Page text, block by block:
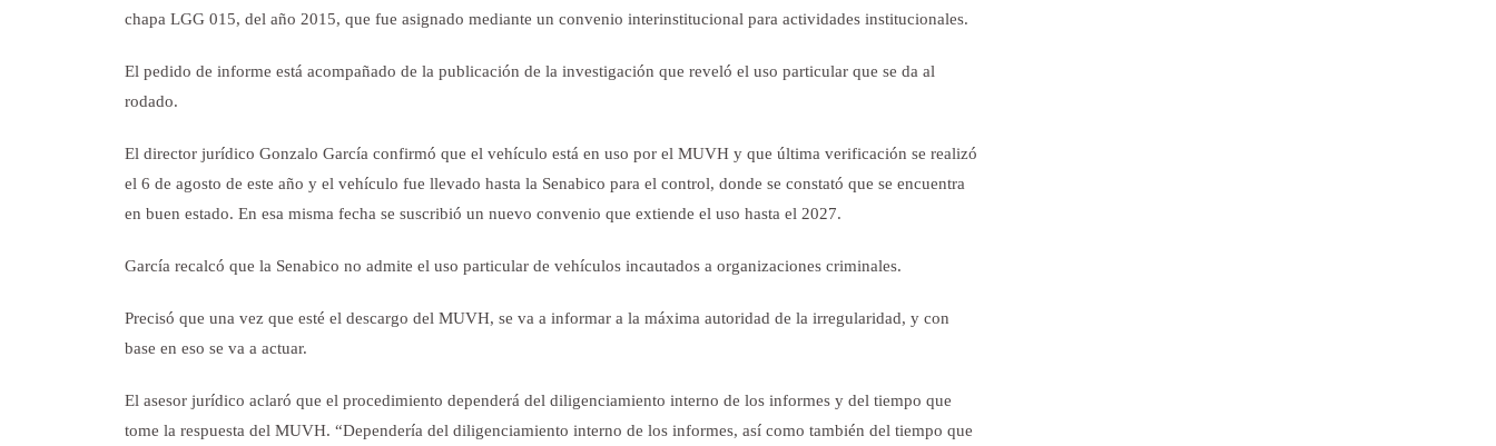
chapa LGG 015, del año 2015, que fue asignado mediante un convenio interinstitucional para actividades institucionales.
El pedido de informe está acompañado de la publicación de la investigación que reveló el uso particular que se da al
rodado.
El director jurídico Gonzalo García confirmó que el vehículo está en uso por el MUVH y que última verificación se realizó
el 6 de agosto de este año y el vehículo fue llevado hasta la Senabico para el control, donde se constató que se encuentra
en buen estado. En esa misma fecha se suscribió un nuevo convenio que extiende el uso hasta el 2027.
García recalcó que la Senabico no admite el uso particular de vehículos incautados a organizaciones criminales.
Precisó que una vez que esté el descargo del MUVH, se va a informar a la máxima autoridad de la irregularidad, y con
base en eso se va a actuar.
El asesor jurídico aclaró que el procedimiento dependerá del diligenciamiento interno de los informes y del tiempo que
tome la respuesta del MUVH. “Dependería del diligenciamiento interno de los informes, así como también del tiempo que